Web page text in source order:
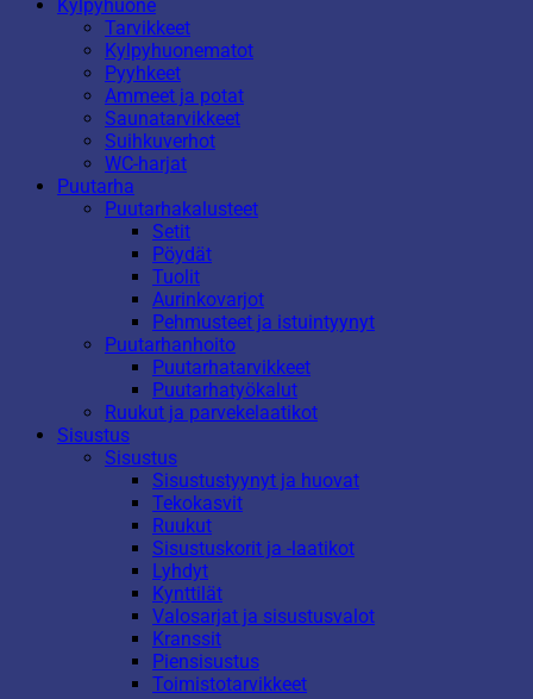
Kylpyhuone
Tarvikkeet
Kylpyhuonematot
Pyyhkeet
Ammeet ja potat
Saunatarvikkeet
Suihkuverhot
WC-harjat
Puutarha
Puutarhakalusteet
Setit
Pöydät
Tuolit
Aurinkovarjot
Pehmusteet ja istuintyynyt
Puutarhanhoito
Puutarhatarvikkeet
Puutarhatyökalut
Ruukut ja parvekelaatikot
Sisustus
Sisustus
Sisustustyynyt ja huovat
Tekokasvit
Ruukut
Sisustuskorit ja -laatikot
Lyhdyt
Kynttilät
Valosarjat ja sisustusvalot
Kranssit
Piensisustus
Toimistotarvikkeet